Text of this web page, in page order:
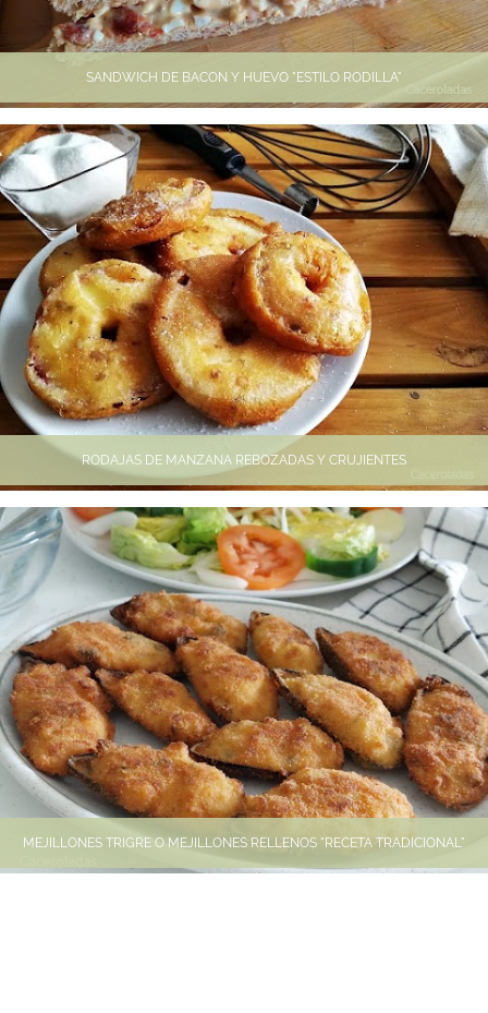
SANDWICH DE BACON Y HUEVO "ESTILO RODILLA"
RODAJAS DE MANZANA REBOZADAS Y CRUJIENTES
MEJILLONES TRIGRE O MEJILLONES RELLENOS "RECETA TRADICIONAL"